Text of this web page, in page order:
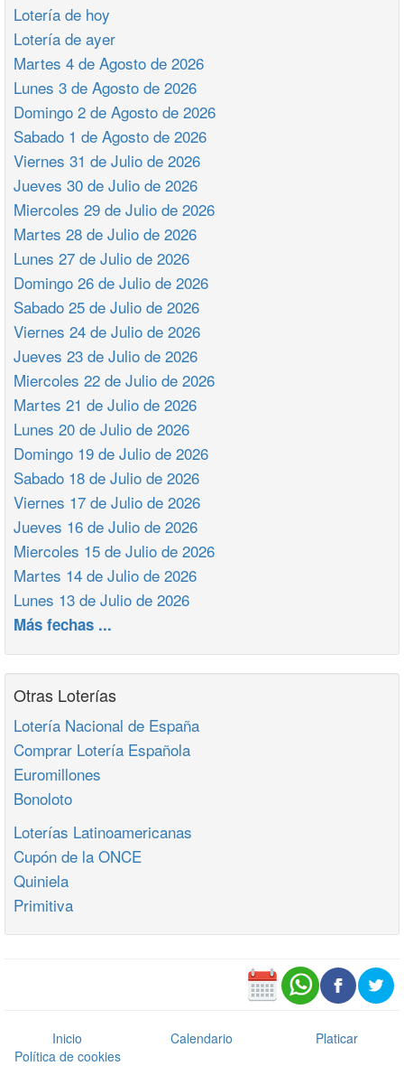
Lotería de hoy
Lotería de ayer
Martes 4 de Agosto de 2026
Lunes 3 de Agosto de 2026
Domingo 2 de Agosto de 2026
Sabado 1 de Agosto de 2026
Viernes 31 de Julio de 2026
Jueves 30 de Julio de 2026
Miercoles 29 de Julio de 2026
Martes 28 de Julio de 2026
Lunes 27 de Julio de 2026
Domingo 26 de Julio de 2026
Sabado 25 de Julio de 2026
Viernes 24 de Julio de 2026
Jueves 23 de Julio de 2026
Miercoles 22 de Julio de 2026
Martes 21 de Julio de 2026
Lunes 20 de Julio de 2026
Domingo 19 de Julio de 2026
Sabado 18 de Julio de 2026
Viernes 17 de Julio de 2026
Jueves 16 de Julio de 2026
Miercoles 15 de Julio de 2026
Martes 14 de Julio de 2026
Lunes 13 de Julio de 2026
Más fechas ...
Otras Loterías
Lotería Nacional de España
Comprar Lotería Española
Euromillones
Bonoloto
Loterías Latinoamericanas
Cupón de la ONCE
Quiniela
Primitiva
Inicio Calendario
Platicar
Política de cookies